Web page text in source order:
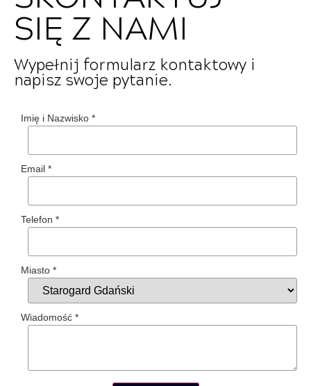
SIĘ Z NAMI
Wypełnij formularz kontaktowy i
napisz swoje pytanie.
Imię i Nazwisko *
Email *
Telefon *
Miasto *
Wiadomość *